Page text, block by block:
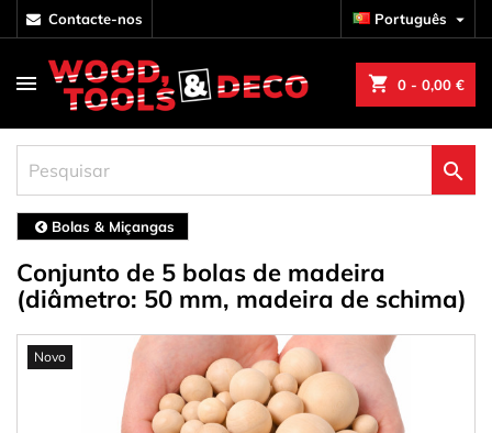
contacte-nos Português 
shopping_cart 0 - 0,00 €

Bolas & Miçangas
Conjunto de 5 bolas de madeira
(diâmetro: 50 mm, madeira de schima)
Novo